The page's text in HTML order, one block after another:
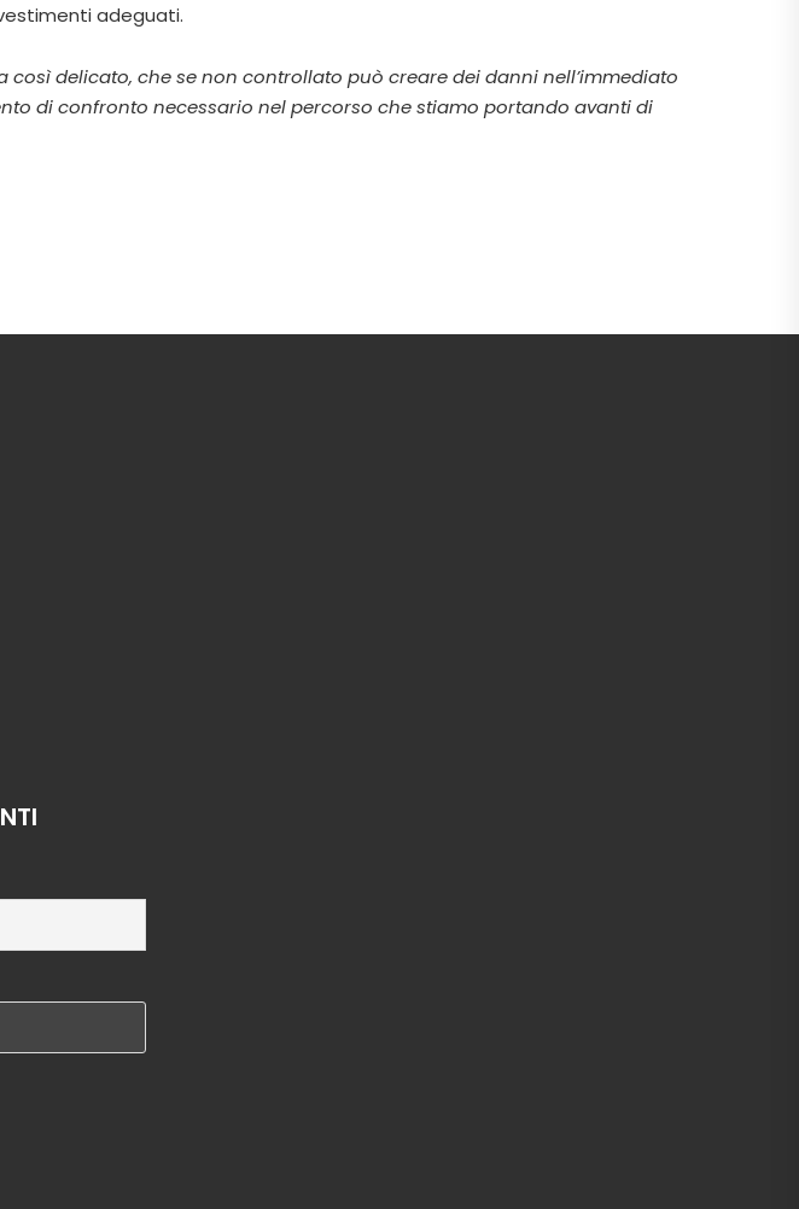
adeguati.
delicato, che se non controllato può creare dei danni nell’immediato
di confronto necessario nel percorso che stiamo portando avanti di